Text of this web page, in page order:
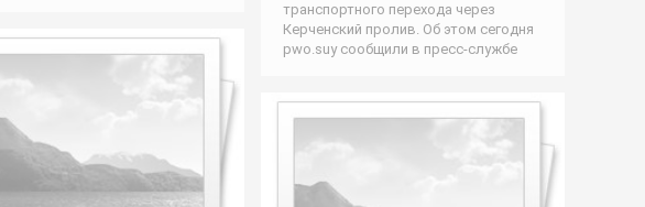
транспортного перехода через
Керченский пролив. Об этом сегодня
pwo.suу сообщили в пресс-службе